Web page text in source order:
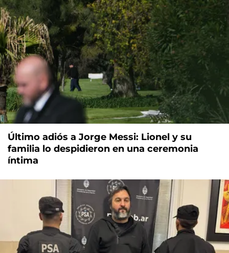
Último adiós a Jorge Messi: Lionel y su
familia lo despidieron en una ceremonia
íntima